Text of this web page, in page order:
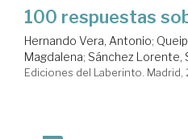
100 respuestas
Hernando Vera, Antonio;
Magdalena; Sánchez Lorente,
Ediciones del Laberinto. Madrid,